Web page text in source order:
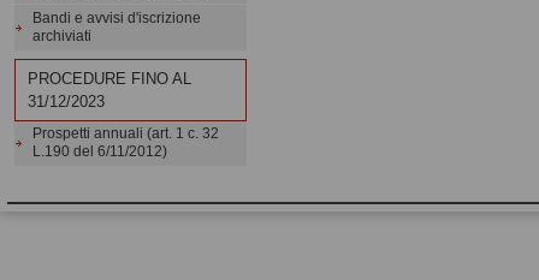
Bandi e avvisi d'iscrizione
archiviati
PROCEDURE FINO AL
31/12/2023
Prospetti annuali (art. 1 c. 32
L.190 del 6/11/2012)